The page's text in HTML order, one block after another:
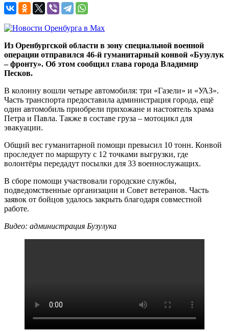
Из Оренбургской области в зону специальной военной
операции отправился 46-й гуманитарный конвой «Бузулук
– фронту». Об этом сообщил глава города Владимир
Песков.
В колонну вошли четыре автомобиля: три «Газели» и «УАЗ».
Часть транспорта предоставила администрация города, ещё
один автомобиль приобрели прихожане и настоятель храма
Петра и Павла. Также в составе груза – мотоцикл для
эвакуации.
Общий вес гуманитарной помощи превысил 10 тонн. Конвой
проследует по маршруту с 12 точками выгрузки, где
волонтёры передадут посылки для 33 военнослужащих.
В сборе помощи участвовали городские службы,
подведомственные организации и Совет ветеранов. Часть
заявок от бойцов удалось закрыть благодаря совместной
работе.
Видео: администрация Бузулука